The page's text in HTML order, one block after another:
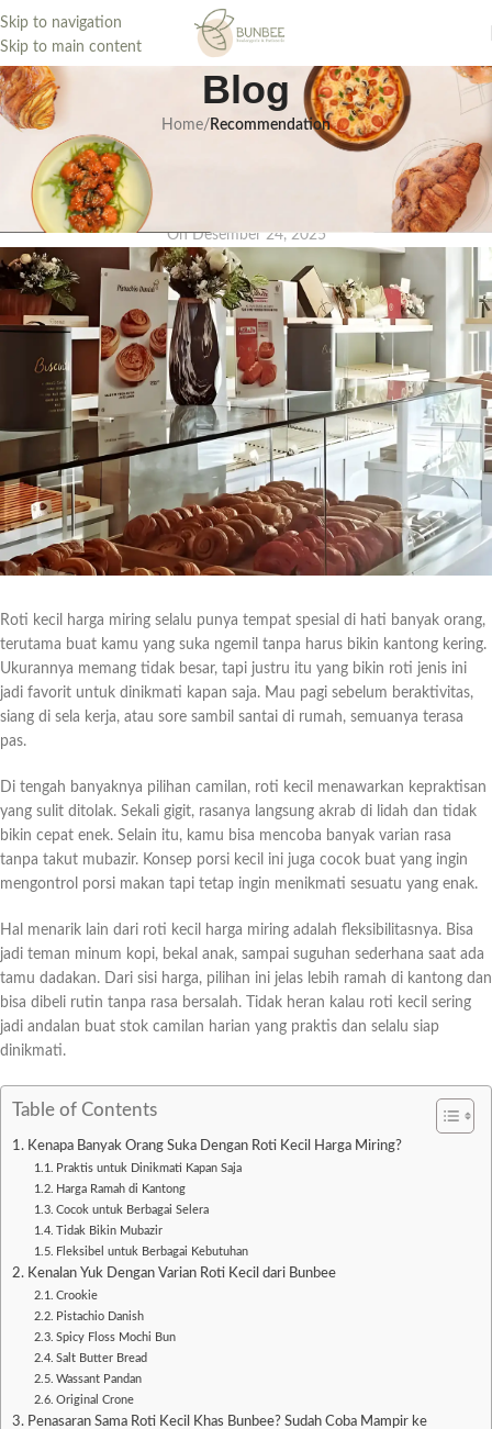
Skip to navigation
Skip to main content
Blog
Home/ Recommendation
Toko Roti Kecil Harga Miring yang
Cocok Buat Tanggal Tua
On Desember 24, 2025
Roti kecil harga miring selalu punya tempat spesial di hati banyak orang,
terutama buat kamu yang suka ngemil tanpa harus bikin kantong kering.
Ukurannya memang tidak besar, tapi justru itu yang bikin roti jenis ini
jadi favorit untuk dinikmati kapan saja. Mau pagi sebelum beraktivitas,
siang di sela kerja, atau sore sambil santai di rumah, semuanya terasa
pas.
Di tengah banyaknya pilihan camilan, roti kecil menawarkan kepraktisan
yang sulit ditolak. Sekali gigit, rasanya langsung akrab di lidah dan tidak
bikin cepat enek. Selain itu, kamu bisa mencoba banyak varian rasa
tanpa takut mubazir. Konsep porsi kecil ini juga cocok buat yang ingin
mengontrol porsi makan tapi tetap ingin menikmati sesuatu yang enak.
Hal menarik lain dari roti kecil harga miring adalah fleksibilitasnya. Bisa
jadi teman minum kopi, bekal anak, sampai suguhan sederhana saat ada
tamu dadakan. Dari sisi harga, pilihan ini jelas lebih ramah di kantong dan
bisa dibeli rutin tanpa rasa bersalah. Tidak heran kalau roti kecil sering
jadi andalan buat stok camilan harian yang praktis dan selalu siap
dinikmati.
Table of Contents
Kenapa Banyak Orang Suka Dengan Roti Kecil Harga Miring?
Praktis untuk Dinikmati Kapan Saja
Harga Ramah di Kantong
Cocok untuk Berbagai Selera
Tidak Bikin Mubazir
Fleksibel untuk Berbagai Kebutuhan
Kenalan Yuk Dengan Varian Roti Kecil dari Bunbee
Crookie
Pistachio Danish
Spicy Floss Mochi Bun
Salt Butter Bread
Wassant Pandan
Original Crone
Penasaran Sama Roti Kecil Khas Bunbee? Sudah Coba Mampir ke